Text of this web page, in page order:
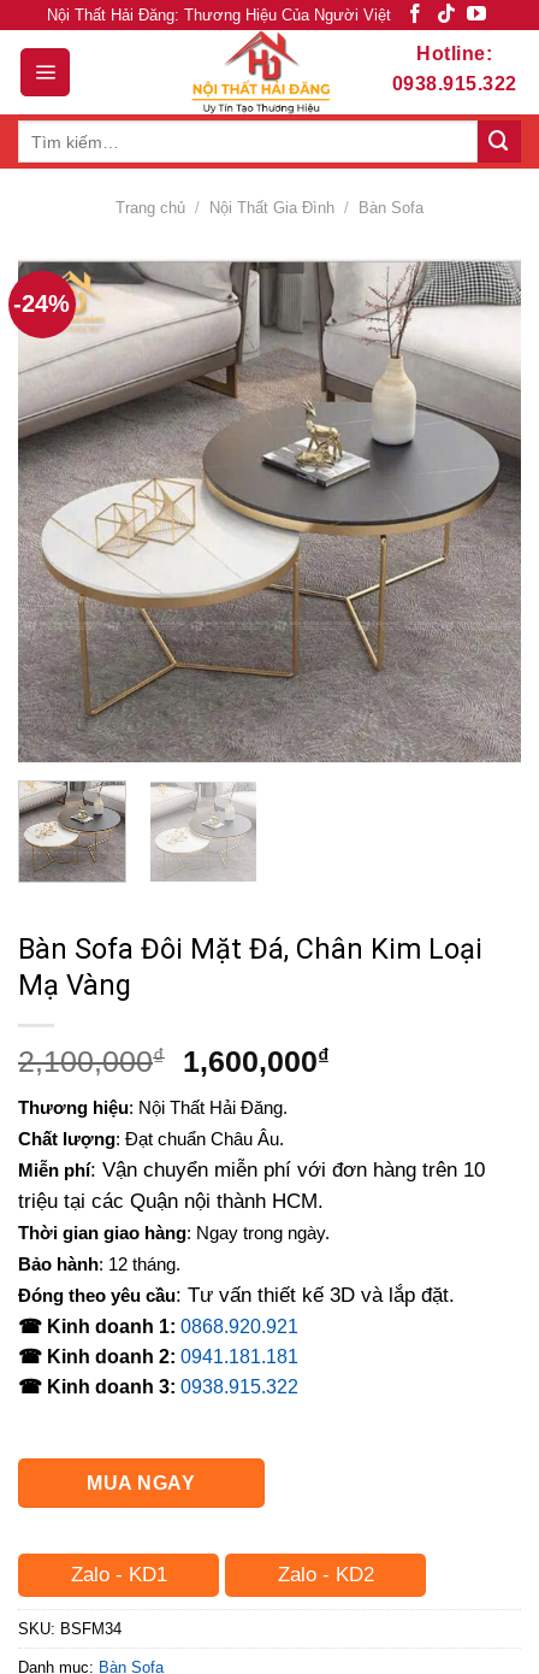
content
Nội Thất Hải Đăng: Thương Hiệu Của Người Việt
Hotline:
0938.915.322
Trang chủ / Nội Thất Gia Đình / Bàn Sofa
-24%
Bàn Sofa Đôi Mặt Đá, Chân Kim Loại
Mạ Vàng
2,100,000₫
Giá
là:
2,100,000₫.
1,600,000₫Giá
1,600,000₫.
Thương hiệu: Nội Thất Hải Đăng.
Chất lượng: Đạt chuẩn Châu Âu.
Miễn phí: Vận chuyển miễn phí với đơn hàng trên 10
triệu tại các Quận nội thành HCM.
Thời gian giao hàng: Ngay trong ngày.
Bảo hành: 12 tháng.
Đóng theo yêu cầu: Tư vấn thiết kế 3D và lắp đặt.
☎ Kinh doanh 1: 0868.920.921
☎ Kinh doanh 2: 0941.181.181
☎ Kinh doanh 3: 0938.915.322
MUA NGAY
Zalo - KD1 Zalo - KD2
SKU: BSFM34
Danh mục: Bàn Sofa